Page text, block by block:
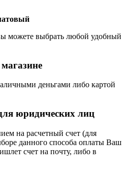
можете выбрать любой удобный
деньгами либо картой
юридических лиц
на расчетный счет (для
данного способа оплаты Ваш
счет на почту, либо в